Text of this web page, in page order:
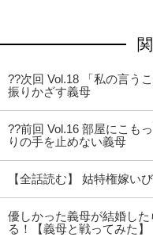
??次回 Vol.18 「私の言う
振りかざす義母
??前回 Vol.16 部屋にこも
りの手を止めない義母
【全話読む】 姑特権嫁い
優しかった義母が結婚し
る！【義母と戦ってみた】